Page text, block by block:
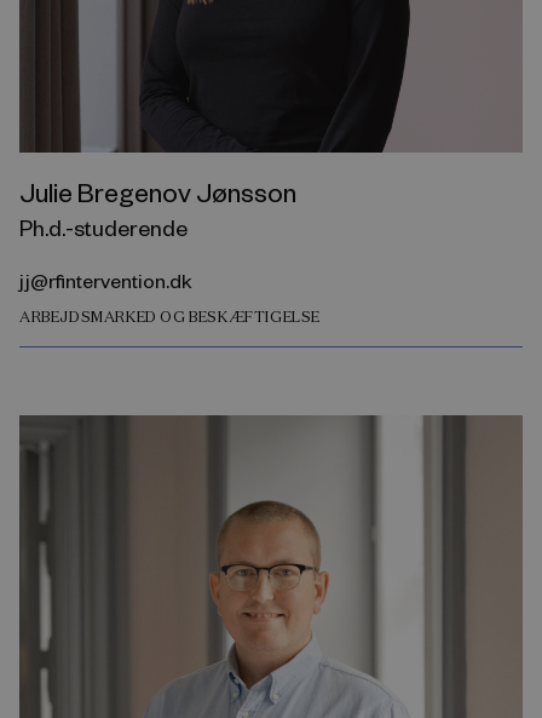
Julie Bregenov Jønsson
Ph.d.-studerende
jj@rfintervention.dk
ARBEJDSMARKED OG BESKÆFTIGELSE